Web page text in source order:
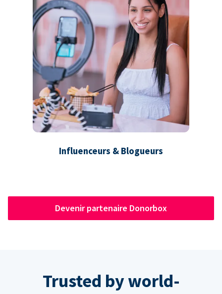
Influenceurs & Blogueurs
Devenir partenaire Donorbox
Trusted by world-